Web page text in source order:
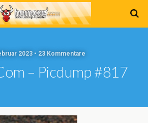
2023 • 23 Kommentare
– Picdump #817